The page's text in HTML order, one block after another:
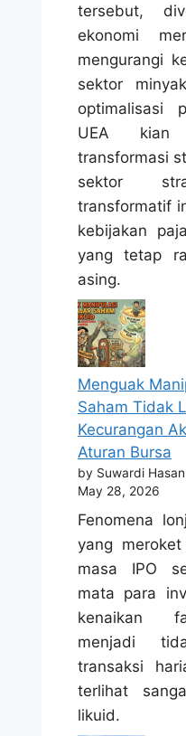
tersebut,
ekonomi
mengurangi
sektor
optimalisasi
UEA kian
transformasi
sektor
transformatif
kebijakan
yang tetap
asing.
Menguak
Saham Tidak
Kecurangan
Aturan Bursa
by Suwardi Hasan
May 28, 2026
Fenomena
yang
masa IPO
mata para
kenaikan
menjadi
transaksi
terlihat
likuid.